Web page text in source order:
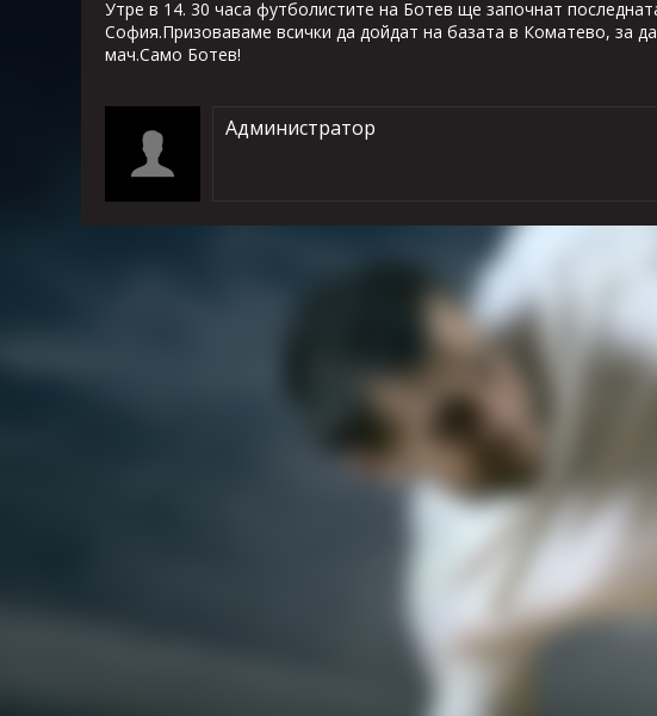
Утре в 14. 30 часа футболистите на Ботев ще започнат
София.Призоваваме всички да дойдат на базата в Коматево, за
мач.Само Ботев!
Администратор